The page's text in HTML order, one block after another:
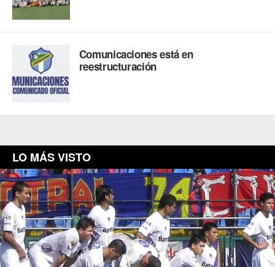
Comunicaciones está en
reestructuración
LO MÁS VISTO